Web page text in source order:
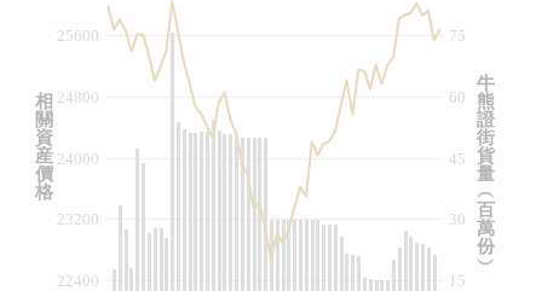
15
30
45
60
75
22400
23200
24000
24800
25600
牛
熊
證
街
貨
量
︵
百
萬
份
︶
相
關
資
産
價
格
認股證文件及公告 (瑞信)
牛熊證速算機
牛熊證文件及公告
牛熊證文件及公告 (瑞信)
即市板塊表現
收市競價變化